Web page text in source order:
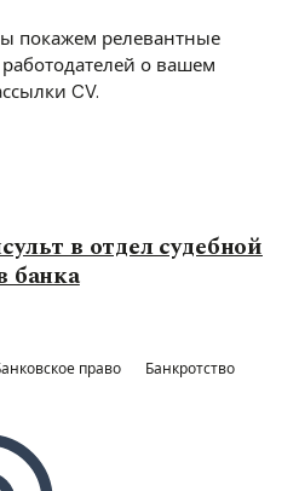
покажем релевантные
о вашем
CV.
в отдел судебной
банка
право
Банкротство